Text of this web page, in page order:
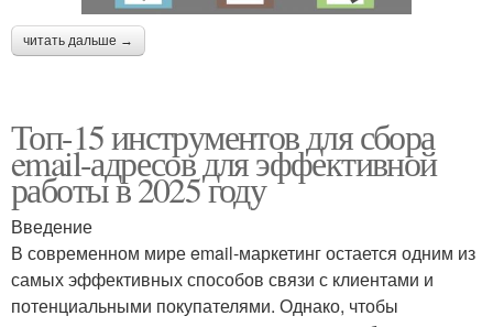
читать дальше →
Топ-15 инструментов для сбора
email-адресов для эффективной
работы в 2025 году
Введение
В современном мире email-маркетинг остается одним из
самых эффективных способов связи с клиентами и
потенциальными покупателями. Однако, чтобы